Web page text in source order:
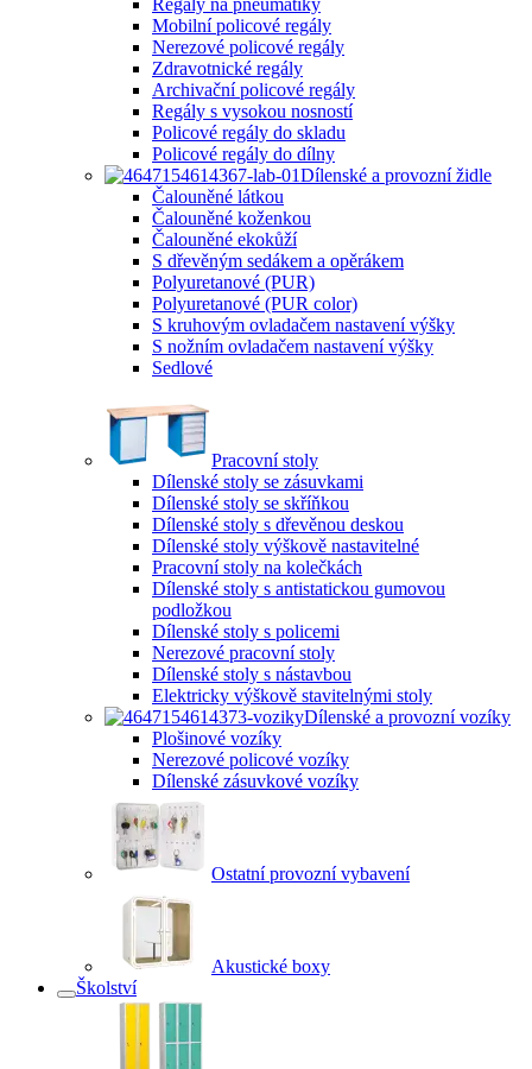
Regály na pneumatiky
Mobilní policové regály
Nerezové policové regály
Zdravotnické regály
Archivační policové regály
Regály s vysokou nosností
Policové regály do skladu
Policové regály do dílny
Dílenské a provozní židle
Čalouněné látkou
Čalouněné koženkou
Čalouněné ekokůží
S dřevěným sedákem a opěrákem
Polyuretanové (PUR)
Polyuretanové (PUR color)
S kruhovým ovladačem nastavení výšky
S nožním ovladačem nastavení výšky
Sedlové
Pracovní stoly
Dílenské stoly se zásuvkami
Dílenské stoly se skříňkou
Dílenské stoly s dřevěnou deskou
Dílenské stoly výškově nastavitelné
Pracovní stoly na kolečkách
Dílenské stoly s antistatickou gumovou
podložkou
Dílenské stoly s policemi
Nerezové pracovní stoly
Dílenské stoly s nástavbou
Elektricky výškově stavitelnými stoly
Dílenské a provozní vozíky
Plošinové vozíky
Nerezové policové vozíky
Dílenské zásuvkové vozíky
Ostatní provozní vybavení
Akustické boxy
Školství